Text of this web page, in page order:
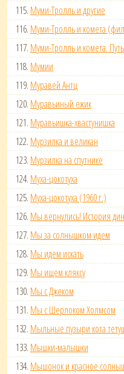
115. Муми-Тролль и другие
116. Муми-Тролль и комета
117. Муми-Тролль и комета.
118. Мумии
119. Муравей Антц
120. Муравьиный ежик
121. Муравьишка-хвастунишка
122. Мурзилка и великан
123. Мурзилка на спутнике
124. Муха-цокотуха
125. Муха-цокотуха (1960 г.)
126. Мы вернулись! История
127. Мы за солнышком идем
128. Мы идем искать
129. Мы ищем кляксу
130. Мы с Джеком
131. Мы с Шерлоком Холмсом
132. Мыльные пузыри кота
133. Мышки-малышки
134. Мышонок и красное